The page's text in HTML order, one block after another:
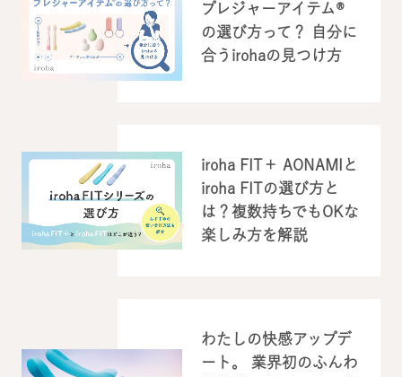
プレジャーアイテム®
の選び方って？ 自分に
合うirohaの見つけ方
iroha FIT＋ AONAMIと
iroha FITの選び方と
は？複数持ちでもOKな
楽しみ方を解説
わたしの快感アップデ
ート。 業界初のふんわ